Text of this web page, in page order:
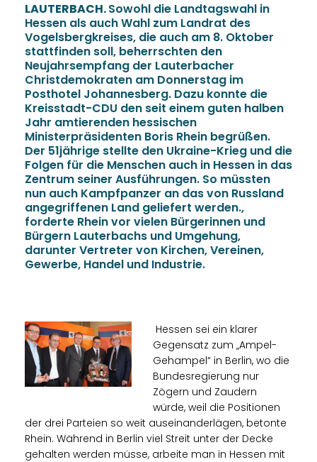
LAUTERBACH.Sowohl die Landtagswahl in
Hessen als auch Wahl zum Landrat des
Vogelsbergkreises, die auch am 8. Oktober
stattfinden soll, beherrschten den
Neujahrsempfang der Lauterbacher
Christdemokraten am Donnerstag im
Posthotel Johannesberg. Dazu konnte die
Kreisstadt-CDU den seit einem guten halben
Jahr amtierenden hessischen
Ministerpräsidenten Boris Rhein begrüßen.
Der 51jährige stellte den Ukraine-Krieg und die
Folgen für die Menschen auch in Hessen in das
Zentrum seiner Ausführungen. So müssten
nun auch Kampfpanzer an das von Russland
angegriffenen Land geliefert werden.,
forderte Rhein vor vielen Bürgerinnen und
Bürgern Lauterbachs und Umgehung,
darunter Vertreter von Kirchen, Vereinen,
Gewerbe, Handel und Industrie.
Hessen sei ein klarer
Gegensatz zum „Ampel-
Gehampel“ in Berlin, wo die
Bundesregierung nur
Zögern und Zaudern
würde, weil die Positionen
der drei Parteien so weit auseinanderlägen, betonte
Rhein. Während in Berlin viel Streit unter der Decke
gehalten werden müsse, arbeite man in Hessen mit